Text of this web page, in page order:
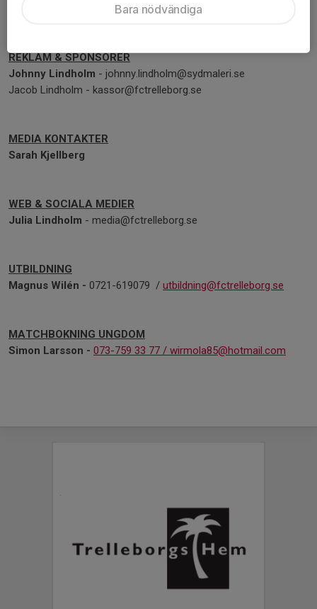
- kassor@fctrelleborg.se
REKLAM & SPONSORER
Johnny Lindholm - johnny.lindholm@sydmaleri.se
Jacob Lindholm - kassor@fctrelleborg.se
MEDIA KONTAKTER
Sarah Kjellberg
WEB & SOCIALA MEDIER
Julia Lindholm - media@fctrelleborg.se
UTBILDNING
Magnus Wilén - 0721-619079 / utbildning@fctrelleborg.se
MATCHBOKNING UNGDOM
Simon Larsson - 073-759 33 77 / wirmola85@hotmail.com
Bara nödvändiga